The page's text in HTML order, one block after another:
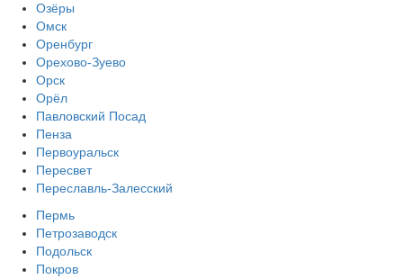
Озёры
Омск
Оренбург
Орехово-Зуево
Орск
Орёл
Павловский Посад
Пенза
Первоуральск
Пересвет
Переславль-Залесский
Пермь
Петрозаводск
Подольск
Покров